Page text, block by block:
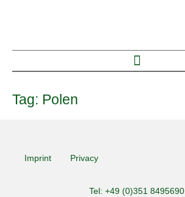
Tag: Polen
Imprint Privacy
Tel: +49 (0)351 8495690